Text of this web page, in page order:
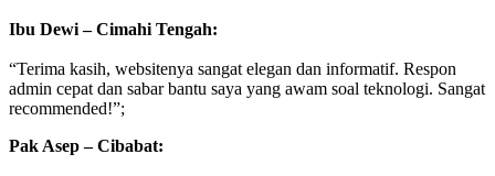
Ibu Dewi – Cimahi Tengah:
“Terima kasih, websitenya sangat elegan dan informatif. Respon
admin cepat dan sabar bantu saya yang awam soal teknologi. Sangat
recommended!”;
Pak Asep – Cibabat: